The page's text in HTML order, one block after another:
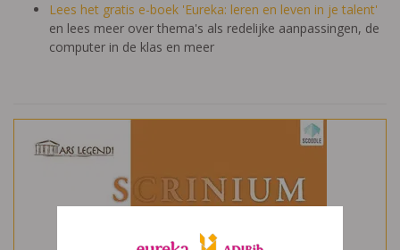
Lees het gratis e-boek 'Eureka: leren en leven in je talent'
en lees meer over thema's als redelijke aanpassingen, de
computer in de klas en meer